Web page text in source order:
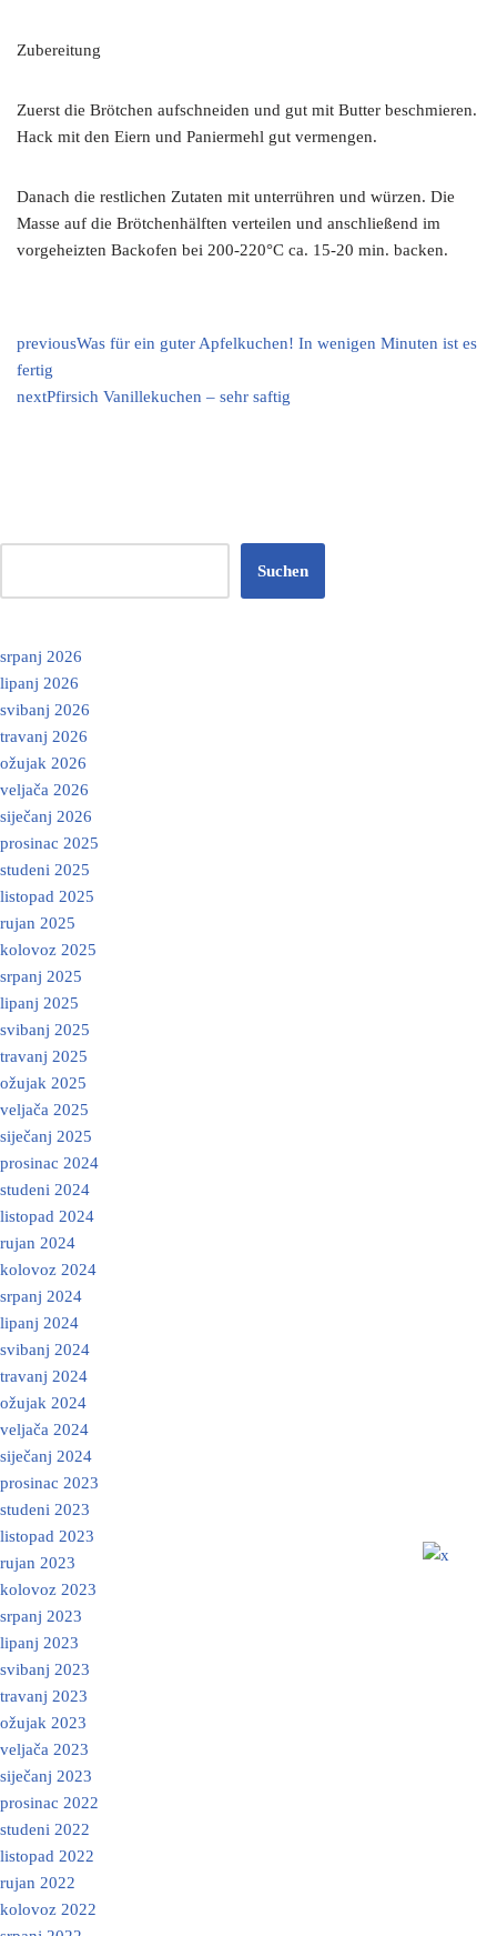
Zubereitung
Zuerst die Brötchen aufschneiden und gut mit Butter beschmieren.
Hack mit den Eiern und Paniermehl gut vermengen.
Danach die restlichen Zutaten mit unterrühren und würzen. Die
Masse auf die Brötchenhälften verteilen und anschließend im
vorgeheizten Backofen bei 200-220°C ca. 15-20 min. backen.
previousWas für ein guter Apfelkuchen! In wenigen Minuten ist es
fertig
nextPfirsich Vanillekuchen – sehr saftig
Suchen
srpanj 2026
lipanj 2026
svibanj 2026
travanj 2026
ožujak 2026
veljača 2026
siječanj 2026
prosinac 2025
studeni 2025
listopad 2025
rujan 2025
kolovoz 2025
srpanj 2025
lipanj 2025
svibanj 2025
travanj 2025
ožujak 2025
veljača 2025
siječanj 2025
prosinac 2024
studeni 2024
listopad 2024
rujan 2024
kolovoz 2024
srpanj 2024
lipanj 2024
svibanj 2024
travanj 2024
ožujak 2024
veljača 2024
siječanj 2024
prosinac 2023
studeni 2023
listopad 2023
rujan 2023
kolovoz 2023
srpanj 2023
lipanj 2023
svibanj 2023
travanj 2023
ožujak 2023
veljača 2023
siječanj 2023
prosinac 2022
studeni 2022
listopad 2022
rujan 2022
kolovoz 2022